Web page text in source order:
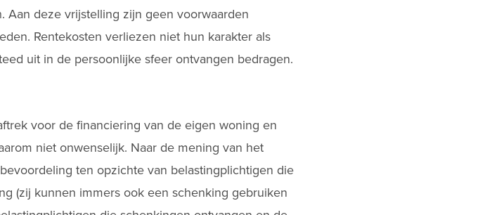
Aan deze vrijstelling zijn geen voorwaarden
Rentekosten verliezen niet hun karakter als
uit in de persoonlijke sfeer ontvangen bedragen.
voor de financiering van de eigen woning en
niet onwenselijk. Naar de mening van het
ten opzichte van belastingplichtigen die
(zij kunnen immers ook een schenking gebruiken